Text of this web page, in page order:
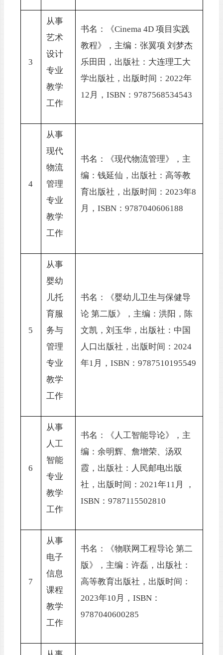
3
从事
艺术
设计
专业
教学
工作
书名：《Cinema 4D 项目实践
教程》，主编：张翼项 刘梦杰
乐田田，出版社：大连理工大
学出版社，出版时间：2022年
12月，ISBN： 9787568534543
4
从事
现代
物流
管理
专业
教学
工作
书名：《现代物流管理》，主
编：钱延仙，出版社：高等教
育出版社，出版时间： 2023年8
月，ISBN： 9787040606188
5
从事
婴幼
儿托
育服
务与
管理
专业
教学
工作
书名：《婴幼儿卫生与保健导
论 第二版》，主编：洪阳，陈
文凯，刘玉华，出版社：中国
人口出版社，出版时间： 2024
年1月，ISBN： 9787510195549
6
从事
人工
智能
专业
教学
工作
书名：《 人工智能导论》，主
编： 余明辉、詹增荣、汤双
霞 ，出版社： 人民邮电出版
社 ，出版时间： 2021年11月 ，
ISBN： 9787115502810
7
从事
电子
信息
课程
教学
工作
书名：《物联网工程导论 第二
版》，主编： 许磊，出版社：
高等教育出版社 ，出版时间：
2023年10 月， ISBN：
9787040600285